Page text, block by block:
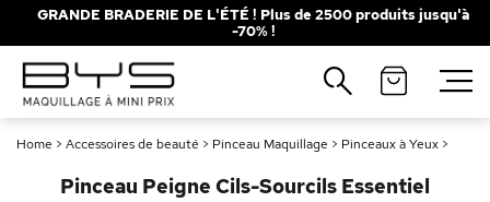
GRANDE BRADERIE DE L'ÉTÉ ! Plus de 2500 produits jusqu'à
-70% !
Home > Accessoires de beauté > Pinceau Maquillage > Pinceaux à Yeux >
Pinceau Peigne Cils-Sourcils Essentiel
Fermer
Recherches populaires
Mascara
Palette